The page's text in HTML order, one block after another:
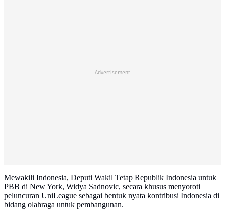
Advertisement
Mewakili Indonesia, Deputi Wakil Tetap Republik Indonesia untuk
PBB di New York, Widya Sadnovic, secara khusus menyoroti
peluncuran UniLeague sebagai bentuk nyata kontribusi Indonesia di
bidang olahraga untuk pembangunan.